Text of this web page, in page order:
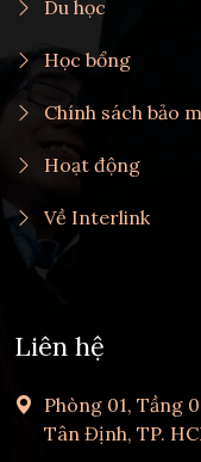
Du học
Học bổng
Chính sách bảo
Hoạt động
Về Interlink
Liên hệ
Phòng 01, Tầng
Tân Định, TP.